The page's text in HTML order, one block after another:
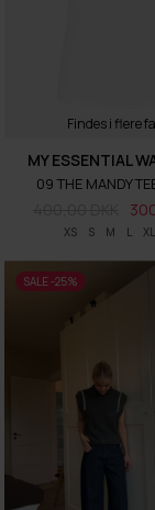
Findes i flere
XS S M L XL
MY ESSENTIAL
09 THE MANDY
SALE -25%